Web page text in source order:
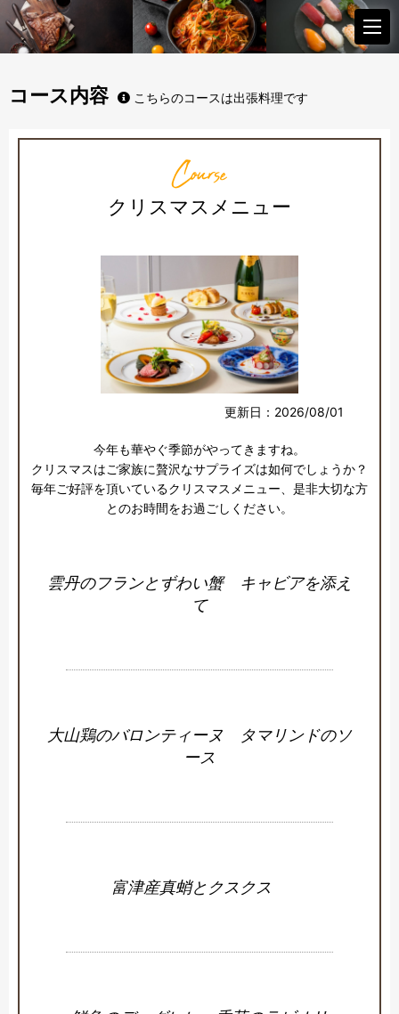
コース内容 こちらのコースは出張料理です
Course
クリスマスメニュー
更新日：2026/08/01
今年も華やぐ季節がやってきますね。
クリスマスはご家族に贅沢なサプライズは如何でしょうか？
毎年ご好評を頂いているクリスマスメニュー、是非大切な方
とのお時間をお過ごしください。
雲丹のフランとずわい蟹 キャビアを添え
て
大山鶏のバロンティーヌ タマリンドのソ
ース
富津産真蛸とクスクス